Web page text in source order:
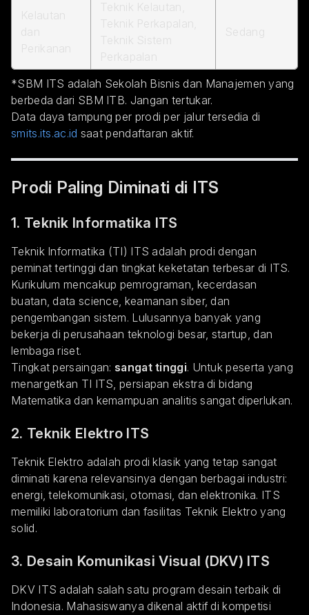
*SBM ITS adalah Sekolah Bisnis dan Manajemen yang
berbeda dari SBM ITB. Jangan tertukar.
Data daya tampung per prodi per jalur tersedia di
smits.its.ac.id saat pendaftaran aktif.
Prodi Paling Diminati di ITS
1. Teknik Informatika ITS
Teknik Informatika (TI) ITS adalah prodi dengan
peminat tertinggi dan tingkat keketatan terbesar di ITS.
Kurikulum mencakup pemrograman, kecerdasan
buatan, data science, keamanan siber, dan
pengembangan sistem. Lulusannya banyak yang
bekerja di perusahaan teknologi besar, startup, dan
lembaga riset.
Tingkat persaingan: sangat tinggi. Untuk peserta yang
menargetkan TI ITS, persiapan ekstra di bidang
Matematika dan kemampuan analitis sangat diperlukan.
2. Teknik Elektro ITS
Teknik Elektro adalah prodi klasik yang tetap sangat
diminati karena relevansinya dengan berbagai industri:
energi, telekomunikasi, otomasi, dan elektronika. ITS
memiliki laboratorium dan fasilitas Teknik Elektro yang
solid.
3. Desain Komunikasi Visual (DKV) ITS
DKV ITS adalah salah satu program desain terbaik di
Indonesia. Mahasiswanya dikenal aktif di kompetisi